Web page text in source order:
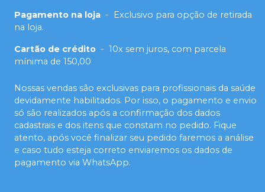
Pagamento na loja -
Exclusivo para opção de retirada
na loja.
Cartão de crédito - 10x sem juros, com parcela
mínima de 150,00
Nossas vendas são exclusivas para profissionais da saúde
devidamente habilitados. Por isso, o pagamento e envio
só são realizados após a confirmação dos dados
cadastrais e dos itens que constam no pedido. Fique
atento, após você finalizar seu pedido faremos a análise
e caso tudo esteja correto enviaremos os dados de
pagamento via WhatsApp.